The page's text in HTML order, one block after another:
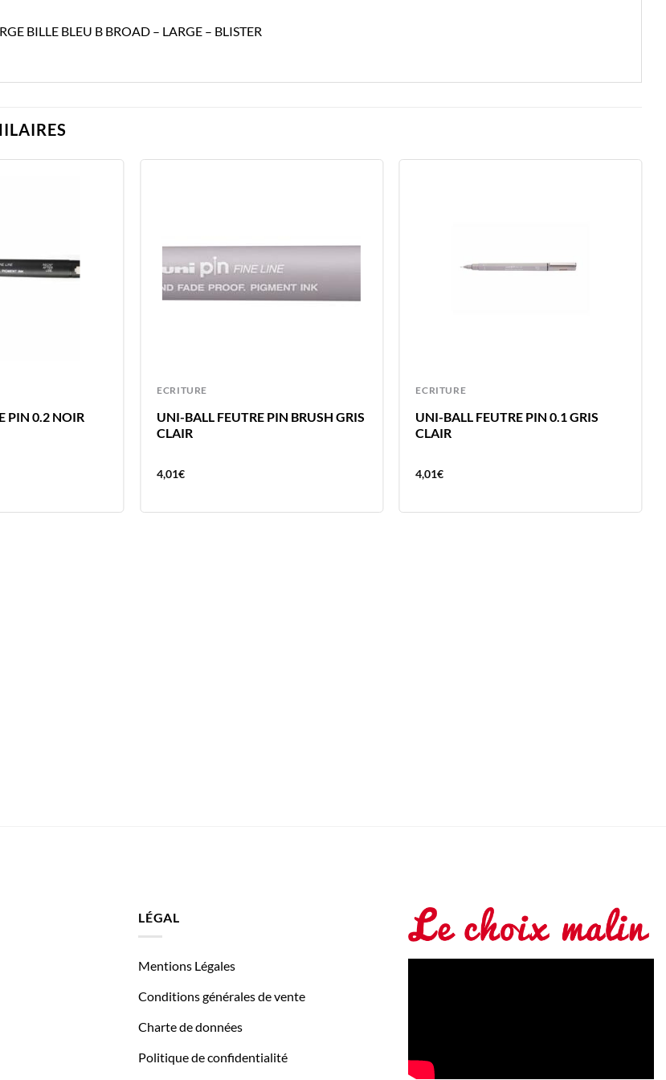
BILLE BLEU B BROAD – LARGE – BLISTER
PIN 0.2 NOIR
ECRITURE
UNI-BALL FEUTRE PIN BRUSH GRIS
CLAIR
4,01€
ECRITURE
UNI-BALL FEUTRE PIN 0.1 GRIS
CLAIR
4,01€
LÉGAL
Mentions Légales
Conditions générales de vente
Charte de données
Politique de confidentialité